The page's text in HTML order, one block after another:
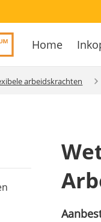
Home
arbeidskrachten